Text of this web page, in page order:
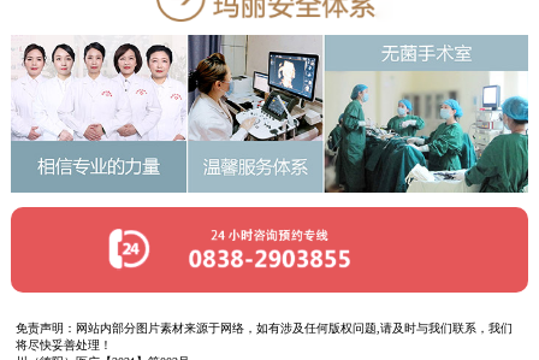
免责声明：网站内部分图片素材来源于网络，如有涉及任何版权问题,请及时与我们联系，我们
将尽快妥善处理！